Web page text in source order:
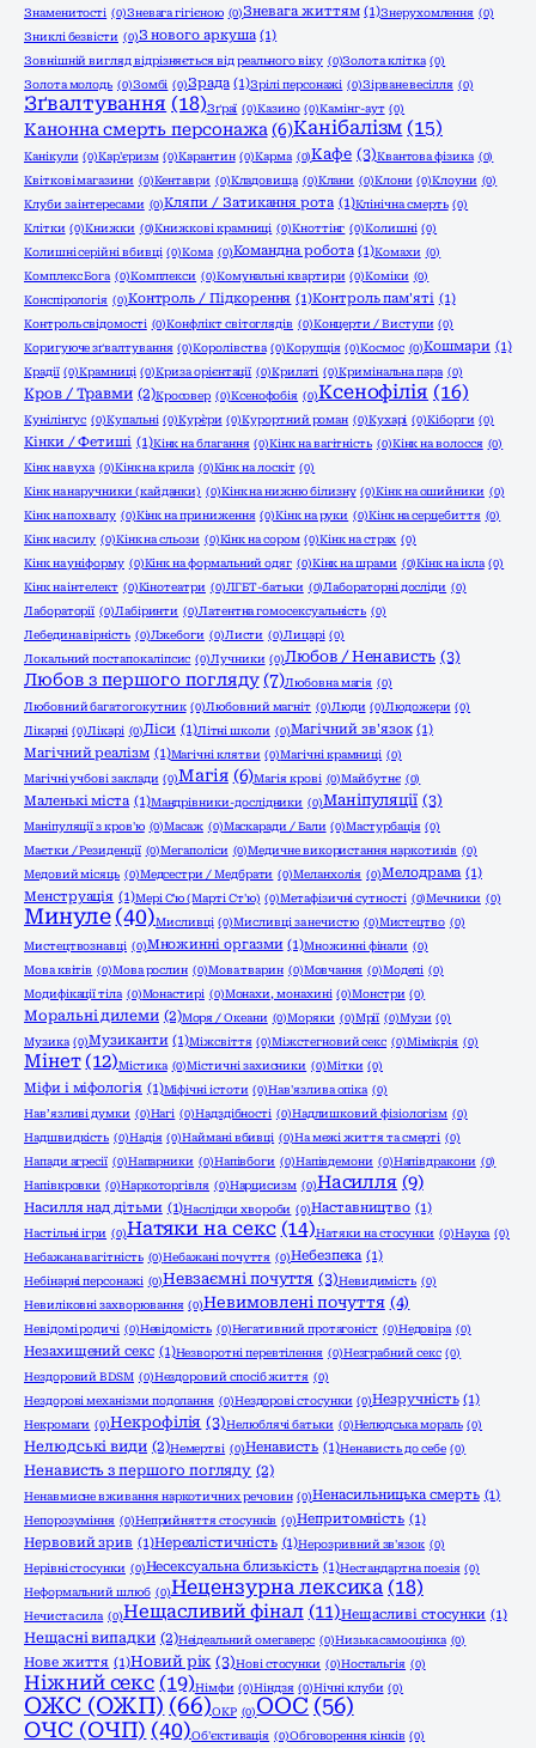
Знаменитості (0)Зневага гігієною (0)Зневага життям (1)Знерухомлення (0)
Зниклі безвісти (0)З нового аркуша (1)
Зовнішній вигляд відрізняється від реального віку (0)Золота клітка (0)
Золота молодь (0)Зомбі (0)Зрада (1)Зрілі персонажі (0)Зірване весілля (0)
Зґвалтування (18)Зґраї (0)Казино (0)Камінг-аут (0)
Канонна смерть персонажа (6)Канібалізм (15)
Канікули (0)Кар'єризм (0)Карантин (0)Карма (0)Кафе (3)Квантова фізика (0)
Квіткові магазини (0)Кентаври (0)Кладовища (0)Клани (0)Клони (0)Клоуни (0)
Клуби за інтересами (0)Кляпи / Затикання рота (1)Клінічна смерть (0)
Клітки (0)Книжки (0)Книжкові крамниці (0)Кноттінг (0)Колишні (0)
Колишні серійні вбивці (0)Кома (0)Командна робота (1)Комахи (0)
Комплекс Бога (0)Комплекси (0)Комунальні квартири (0)Коміки (0)
Конспірологія (0)Контроль / Підкорення (1)Контроль пам'яті (1)
Контроль свідомості (0)Конфлікт світоглядів (0)Концерти / Виступи (0)
Коригуюче зґвалтування (0)Королівства (0)Корупція (0)Космос (0)Кошмари (1)
Крадії (0)Крамниці (0)Криза орієнтації (0)Крилаті (0)Кримінальна пара (0)
Кров / Травми (2)Кросовер (0)Ксенофобія (0)Ксенофілія (16)
Кунілінгус (0)Купальні (0)Кур`єри (0)Курортний роман (0)Кухарі (0)Кіборги (0)
Кінки / Фетиші (1)Кінк на благання (0)Кінк на вагітність (0)Кінк на волосся (0)
Кінк на вуха (0)Кінк на крила (0)Кінк на лоскіт (0)
Кінк на наручники (кайданки) (0)Кінк на нижню білизну (0)Кінк на ошийники (0)
Кінк на похвалу (0)Кінк на приниження (0)Кінк на руки (0)Кінк на серцебиття (0)
Кінк на силу (0)Кінк на сльози (0)Кінк на сором (0)Кінк на страх (0)
Кінк на уніформу (0)Кінк на формальний одяг (0)Кінк на шрами (0)Кінк на ікла (0)
Кінк на інтелект (0)Кінотеатри (0)ЛГБТ-батьки (0)Лабораторні досліди (0)
Лабораторії (0)Лабіринти (0)Латентна гомосексуальність (0)
Лебедина вірність (0)Лжебоги (0)Листи (0)Лицарі (0)
Локальний постапокаліпсис (0)Лучники (0)Любов / Ненависть (3)
Любов з першого погляду (7)Любовна магія (0)
Любовний багатогокутник (0)Любовний магніт (0)Люди (0)Людожери (0)
Лікарні (0)Лікарі (0)Ліси (1)Літні школи (0)Магічний зв'язок (1)
Магічний реалізм (1)Магічні клятви (0)Магічні крамниці (0)
Магічні учбові заклади (0)Магія (6)Магія крові (0)Майбутнє (0)
Маленькі міста (1)Мандрівники-дослідники (0)Маніпуляції (3)
Маніпуляції з кров'ю (0)Масаж (0)Маскаради / Бали (0)Мастурбація (0)
Маєтки / Резиденції (0)Мегаполіси (0)Медичне використання наркотиків (0)
Медовий місяць (0)Медсестри / Медбрати (0)Меланхолія (0)Мелодрама (1)
Менструація (1)Мері С'ю (Марті Ст'ю) (0)Метафізичні сутності (0)Мечники (0)
Минуле (40)Мисливці (0)Мисливці за нечистю (0)Мистецтво (0)
Мистецтвознавці (0)Множинні оргазми (1)Множинні фінали (0)
Мова квітів (0)Мова рослин (0)Мова тварин (0)Мовчання (0)Моделі (0)
Модифікації тіла (0)Монастирі (0)Монахи, монахині (0)Монстри (0)
Моральні дилеми (2)Моря / Океани (0)Моряки (0)Мрії (0)Музи (0)
Музика (0)Музиканти (1)Міжсвіття (0)Міжстегновий секс (0)Мімікрія (0)
Мінет (12)Містика (0)Містичні захисники (0)Мітки (0)
Міфи і міфологія (1)Міфічні істоти (0)Нав'язлива опіка (0)
Нав’язливі думки (0)Нагі (0)Надздібності (0)Надлишковий фізіологізм (0)
Надшвидкість (0)Надія (0)Наймані вбивці (0)На межі життя та смерті (0)
Напади агресії (0)Напарники (0)Напівбоги (0)Напівдемони (0)Напівдракони (0)
Напівкровки (0)Наркоторгівля (0)Нарцисизм (0)Насилля (9)
Насилля над дітьми (1)Наслідки хвороби (0)Наставництво (1)
Настільні ігри (0)Натяки на секс (14)Натяки на стосунки (0)Наука (0)
Небажана вагітність (0)Небажані почуття (0)Небезпека (1)
Небінарні персонажі (0)Невзаємні почуття (3)Невидимість (0)
Невиліковні захворювання (0)Невимовлені почуття (4)
Невідомі родичі (0)Невідомість (0)Негативний протагоніст (0)Недовіра (0)
Незахищений секс (1)Незворотні перевтілення (0)Незграбний секс (0)
Нездоровий BDSM (0)Нездоровий спосіб життя (0)
Нездорові механізми подолання (0)Нездорові стосунки (0)Незручність (1)
Некромаги (0)Некрофілія (3)Нелюблячі батьки (0)Нелюдська мораль (0)
Нелюдські види (2)Немертві (0)Ненависть (1)Ненависть до себе (0)
Ненависть з першого погляду (2)
Ненавмисне вживання наркотичних речовин (0)Ненасильницька смерть (1)
Непорозуміння (0)Неприйняття стосунків (0)Непритомність (1)
Нервовий зрив (1)Нереалістичність (1)Нерозривний зв'язок (0)
Нерівні стосунки (0)Несексуальна близькість (1)Нестандартна поезія (0)
Неформальний шлюб (0)Нецензурна лексика (18)
Нечиста сила (0)Нещасливий фінал (11)Нещасливі стосунки (1)
Нещасні випадки (2)Неідеальний омегаверс (0)Низька самооцінка (0)
Нове життя (1)Новий рік (3)Нові стосунки (0)Ностальгія (0)
Ніжний секс (19)Німфи (0)Ніндзя (0)Нічні клуби (0)
ОЖС (ОЖП) (66)ОКР (0)ООС (56)
ОЧС (ОЧП) (40)Об'єктивація (0)Обговорення кінків (0)